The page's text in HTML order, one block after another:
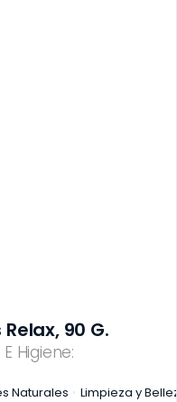
Higiene:
90 G.
Naturales Limpieza y